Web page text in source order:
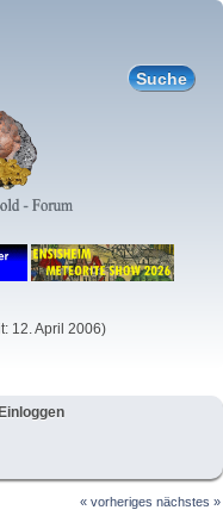
12. April 2006)
« vorheriges nächstes »